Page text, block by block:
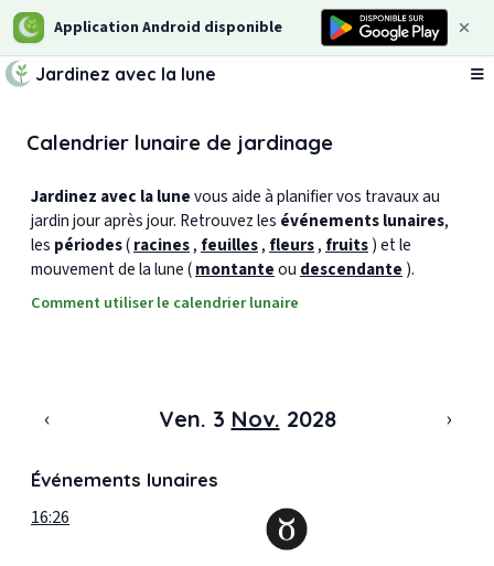
Application Android disponible
Jardinez avec la lune
Calendrier lunaire de jardinage
Jardinez avec la lunevous aide à planifier vos travaux au
jardin jour après jour. Retrouvez les événements lunaires,
les périodes(racines, feuilles, fleurs, fruits) et le
mouvement de la lune (montanteou descendante ).
Comment utiliser le calendrier lunaire
‹ Ven. 3 Nov. 2028 ›
Événements lunaires
16:26